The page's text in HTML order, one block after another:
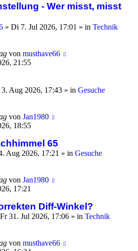
- Wer misst, misst
» Di 7. Jul 2026, 17:01 » in Technik
von musthave66
21:55
Aug 2026, 17:43 » in Gesuche
von Jan1980
18:55
65
Aug 2026, 17:21 » in Gesuche
von Jan1980
17:21
Diff-Winkel?
Fr 31. Jul 2026, 17:06 » in Technik
von musthave66